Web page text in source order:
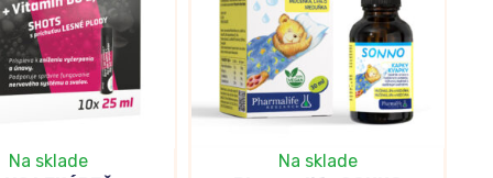
nemôže chýbať. Patrí totiž
. Okrem toho má
Na sklade
Na sklade